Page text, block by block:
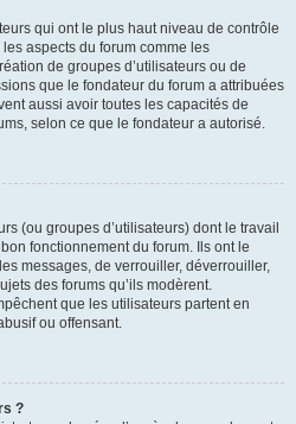
qui ont le plus haut niveau de contrôle
aspects du forum comme les
de groupes d’utilisateurs ou de
que le fondateur du forum a attribuées
aussi avoir toutes les capacités de
selon ce que le fondateur a autorisé.
(ou groupes d’utilisateurs) dont le travail
fonctionnement du forum. Ils ont le
messages, de verrouiller, déverrouiller,
des forums qu’ils modèrent.
que les utilisateurs partent en
ou offensant.
?